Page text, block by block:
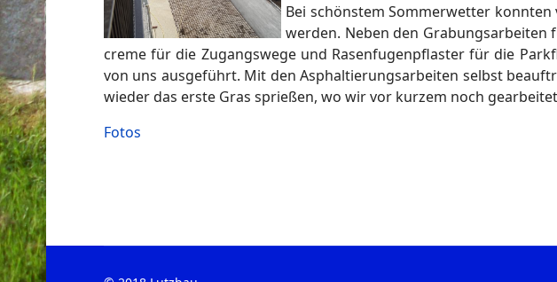
Bei schönstem Sommerwetter
werden. Neben den Grabungsarbeiten
creme für die Zugangswege und Rasenfugenpflaster für die
von uns ausgeführt. Mit den Asphaltierungsarbeiten selbst
wieder das erste Gras sprießen, wo wir vor kurzem noch
Fotos